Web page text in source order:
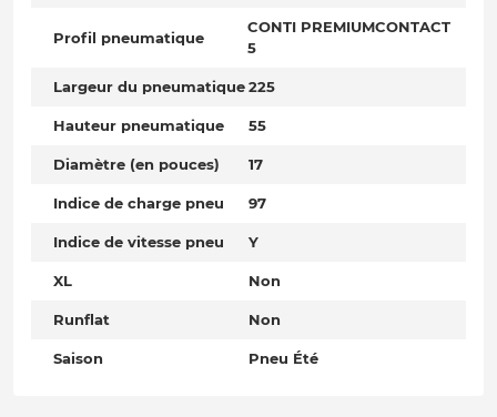
Profil pneumatique
CONTI PREMIUMCONTACT
5
Largeur du pneumatique225
Hauteur pneumatique 55
Diamètre (en pouces) 17
Indice de charge pneu 97
Indice de vitesse pneu Y
XL Non
Runflat Non
Saison Pneu Été